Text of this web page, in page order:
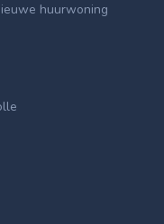
huurwoning